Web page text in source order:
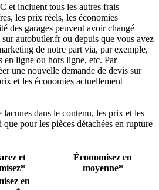
et incluent tous les autres frais
les prix réels, les économies
des garages peuvent avoir changé
autobutler.fr ou depuis que vous avez
de notre part via, par exemple,
en ligne ou hors ligne, etc. Par
une nouvelle demande de devis sur
et les économies actuellement
lacunes dans le contenu, les prix et les
pour les pièces détachées en rupture
et
Économisez en
moyenne*
en